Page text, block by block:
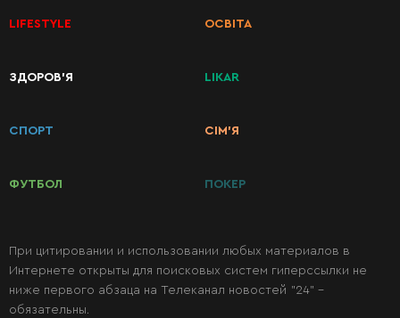
LIFESTYLE
ЗДОРОВ’Я
СПОРТ
ФУТБОЛ
ОСВІТА
LIKAR
СІМ’Я
ПОКЕР
При цитировании и использовании любых материалов в
Интернете открыты для поисковых систем гиперссылки не
ниже первого абзаца на Телеканал новостей "24" -
обязательны.